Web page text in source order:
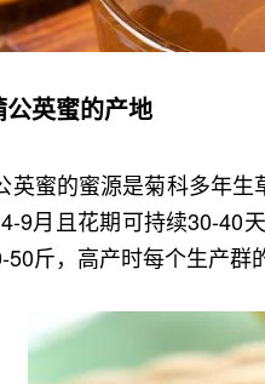
英蜜的产地
英蜜的蜜源是菊科多年
9月且花期可持续30-40
50斤，高产时每个生产群